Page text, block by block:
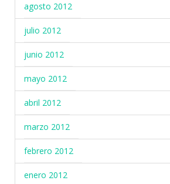
agosto 2012
julio 2012
junio 2012
mayo 2012
abril 2012
marzo 2012
febrero 2012
enero 2012